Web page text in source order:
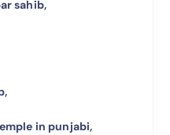
sahib,
in punjabi,